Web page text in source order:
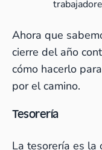
Ahora que
cierre del año
cómo hacerlo
por el camino.
Tesorería
La tesorería es la